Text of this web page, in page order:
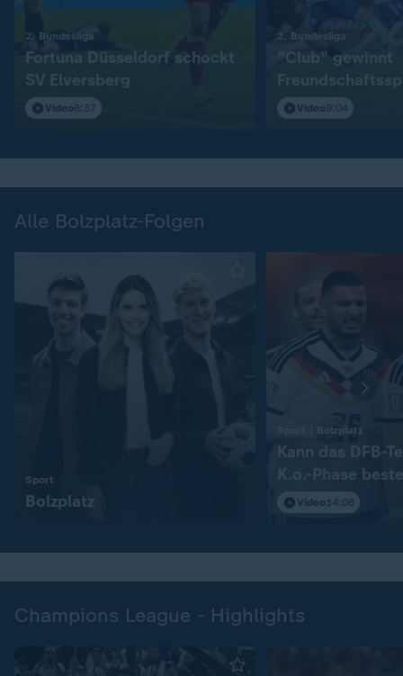
2. Bundesliga
Fortuna Düsseldorf schockt
SV Elversberg
Video6:37
2. Bundesliga
"Club" gewinnt
S04Video9:04
Alle Bolzplatz-Folgen
Sport
Bolzplatz
Sport | Bolzplatz
Kann das DFB-
K.o.-Phase
Video 14:08
Champions League - Highlights